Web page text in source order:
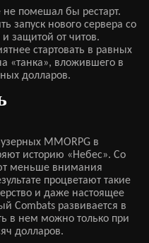
не помешал бы рестарт.
запуск нового сервера со
защитой от читов.
стартовать в равных
«танка», вложившего в
долларов.
MMORPG в
историю «Небес». Со
меньше внимания
процветают такие
и даже настоящее
Combats развивается в
в нем можно только при
долларов.